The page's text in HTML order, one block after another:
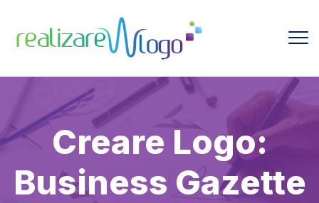
Creare Logo:
Business Gazette